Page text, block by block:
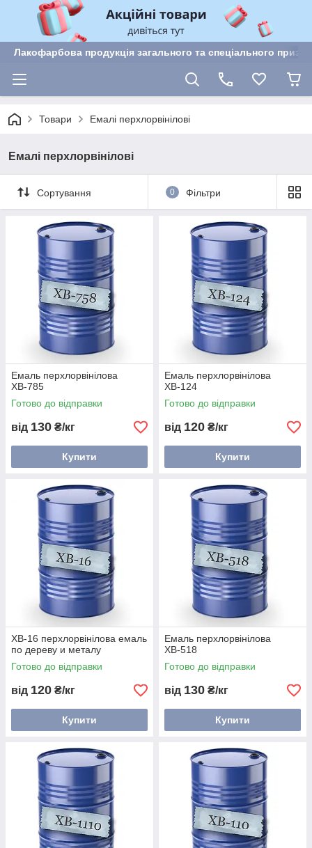
Лакофарбова продукція загального та спеціального
Товари Емалі перхлорвінілові
Емалі перхлорвінілові
Сортування 0 Фільтри
Емаль перхлорвінілова
ХВ-785
Готово до відправки
від 130 ₴/кг
Купити
Емаль перхлорвінілова
ХВ-124
Готово до відправки
від 120 ₴/кг
Купити
ХВ-16 перхлорвінілова емаль
по дереву и металу
Готово до відправки
від 120 ₴/кг
Купити
Емаль перхлорвінілова
ХВ-518
Готово до відправки
від 130 ₴/кг
Купити